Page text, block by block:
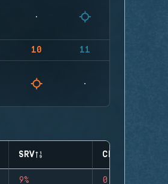
10 11
SRV CLUTCHES
9% 0